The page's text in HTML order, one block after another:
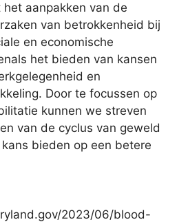
aanpakken van de
van betrokkenheid bij
en economische
het bieden van kansen
en
Door te focussen op
kunnen we streven
van de cyclus van geweld
bieden op een betere
2023/06/blood-